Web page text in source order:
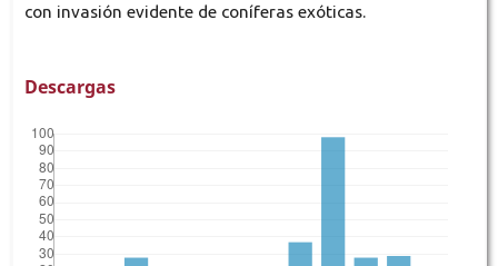
con invasión evidente de coníferas exóticas.
Descargas